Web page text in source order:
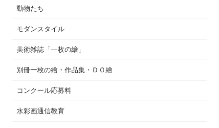
動物たち
モダンスタイル
美術雑誌「一枚の繪」
別冊一枚の繪・作品集・ＤＯ繪
コンクール応募料
水彩画通信教育